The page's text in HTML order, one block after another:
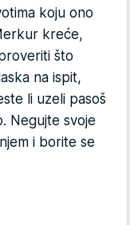
koju ono
kreće,
što
na ispit,
li uzeli pasoš
Negujte svoje
i borite se